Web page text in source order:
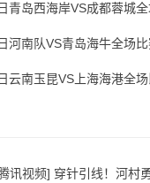
青岛西海岸VS成都蓉城
河南队VS青岛海牛全场
云南玉昆VS上海海港全